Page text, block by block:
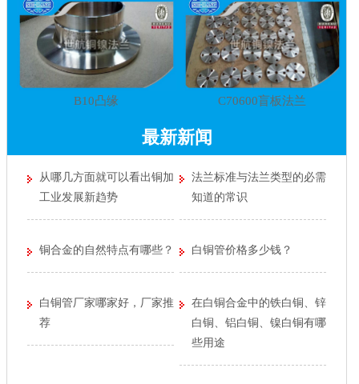
B10凸缘 C70600盲板法兰
最新新闻
从哪几方面就可以看出铜加
工业发展新趋势
法兰标准与法兰类型的必需
知道的常识
铜合金的自然特点有哪些？ 白铜管价格多少钱？
白铜管厂家哪家好，厂家推
荐
在白铜合金中的铁白铜、锌
白铜、铝白铜、镍白铜有哪
些用途